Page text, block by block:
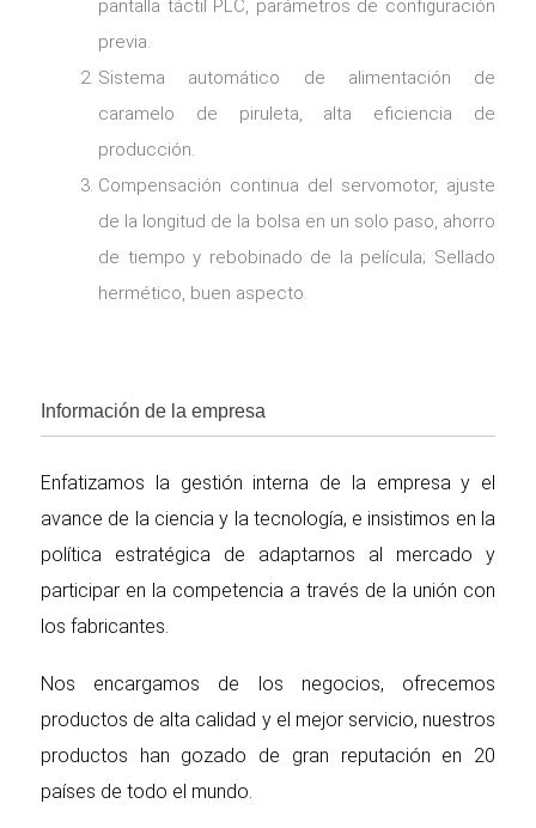
pantalla táctil PLC, parámetros de configuración
previa.
Sistema automático de alimentación de
caramelo de piruleta, alta eficiencia de
producción.
Compensación continua del servomotor, ajuste
de la longitud de la bolsa en un solo paso, ahorro
de tiempo y rebobinado de la película; Sellado
hermético, buen aspecto.
Información de la empresa
Enfatizamos la gestión interna de la empresa y el
avance de la ciencia y la tecnología, e insistimos en la
política estratégica de adaptarnos al mercado y
participar en la competencia a través de la unión con
los fabricantes.
Nos encargamos de los negocios, ofrecemos
productos de alta calidad y el mejor servicio, nuestros
productos han gozado de gran reputación en 20
países de todo el mundo.